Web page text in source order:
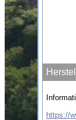
https://